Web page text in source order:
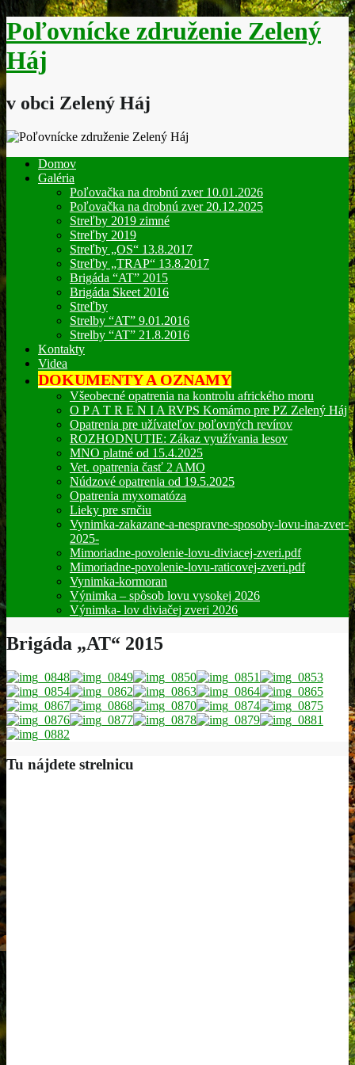
Skip
to
content
Poľovnícke združenie Zelený
Háj
v obci Zelený Háj
Domov
Galéria
Poľovačka na drobnú zver 10.01.2026
Poľovačka na drobnú zver 20.12.2025
Streľby 2019 zimné
Streľby 2019
Streľby „OS“ 13.8.2017
Streľby „TRAP“ 13.8.2017
Brigáda “AT” 2015
Brigáda Skeet 2016
Streľby
Strelby “AT” 9.01.2016
Strelby “AT” 21.8.2016
Kontakty
Videa
DOKUMENTY A OZNAMY
Všeobecné opatrenia na kontrolu afrického moru
O P A T R E N I A RVPS Komárno pre PZ Zelený Háj
Opatrenia pre užívateľov poľovných revírov
ROZHODNUTIE: Zákaz využívania lesov
MNO platné od 15.4.2025
Vet. opatrenia časť 2 AMO
Núdzové opatrenia od 19.5.2025
Opatrenia myxomatóza
Lieky pre srnčiu
Vynimka-zakazane-a-nespravne-sposoby-lovu-ina-zver-
2025-
Mimoriadne-povolenie-lovu-diviacej-zveri.pdf
Mimoriadne-povolenie-lovu-raticovej-zveri.pdf
Vynimka-kormoran
Výnimka – spôsob lovu vysokej 2026
Výnimka- lov diviačej zveri 2026
Brigáda „AT“ 2015
Tu nájdete strelnicu